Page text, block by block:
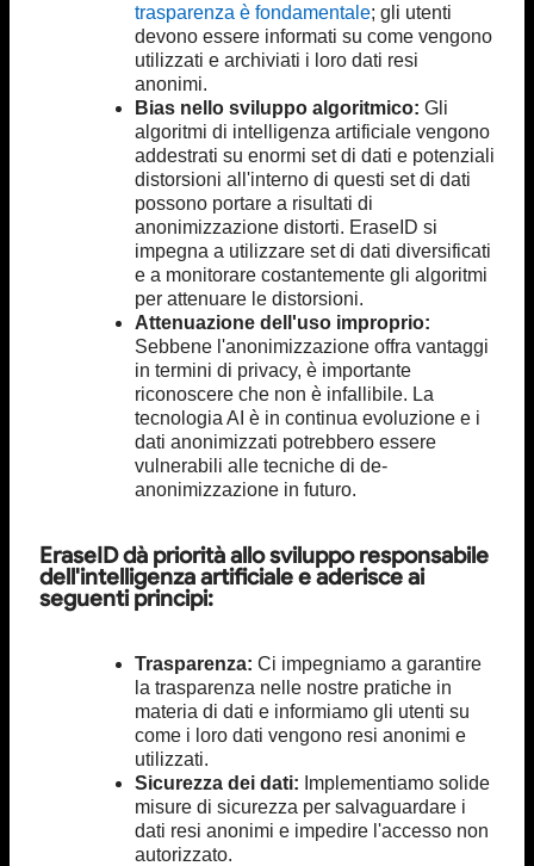
trasparenza è fondamentale; gli utenti
devono essere informati su come vengono
utilizzati e archiviati i loro dati resi
anonimi.
Bias nello sviluppo algoritmico: Gli
algoritmi di intelligenza artificiale vengono
addestrati su enormi set di dati e potenziali
distorsioni all'interno di questi set di dati
possono portare a risultati di
anonimizzazione distorti. EraseID si
impegna a utilizzare set di dati diversificati
e a monitorare costantemente gli algoritmi
per attenuare le distorsioni.
Attenuazione dell'uso improprio:
Sebbene l'anonimizzazione offra vantaggi
in termini di privacy, è importante
riconoscere che non è infallibile. La
tecnologia AI è in continua evoluzione e i
dati anonimizzati potrebbero essere
vulnerabili alle tecniche di de-
anonimizzazione in futuro.
EraseID dà priorità allo sviluppo responsabile
dell'intelligenza artificiale e aderisce ai
seguenti principi:
Trasparenza: Ci impegniamo a garantire
la trasparenza nelle nostre pratiche in
materia di dati e informiamo gli utenti su
come i loro dati vengono resi anonimi e
utilizzati.
Sicurezza dei dati: Implementiamo solide
misure di sicurezza per salvaguardare i
dati resi anonimi e impedire l'accesso non
autorizzato.